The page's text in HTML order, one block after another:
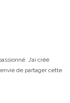
J’ai créé
de partager cette